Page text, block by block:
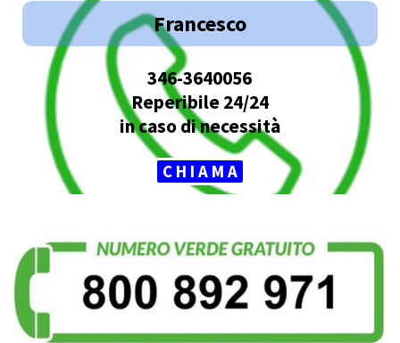
Francesco
346-3640056
Reperibile 24/24
in caso di necessità
C H I A M A